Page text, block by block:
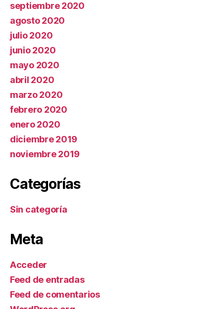
septiembre 2020
agosto 2020
julio 2020
junio 2020
mayo 2020
abril 2020
marzo 2020
febrero 2020
enero 2020
diciembre 2019
noviembre 2019
Categorías
Sin categoría
Meta
Acceder
Feed de entradas
Feed de comentarios